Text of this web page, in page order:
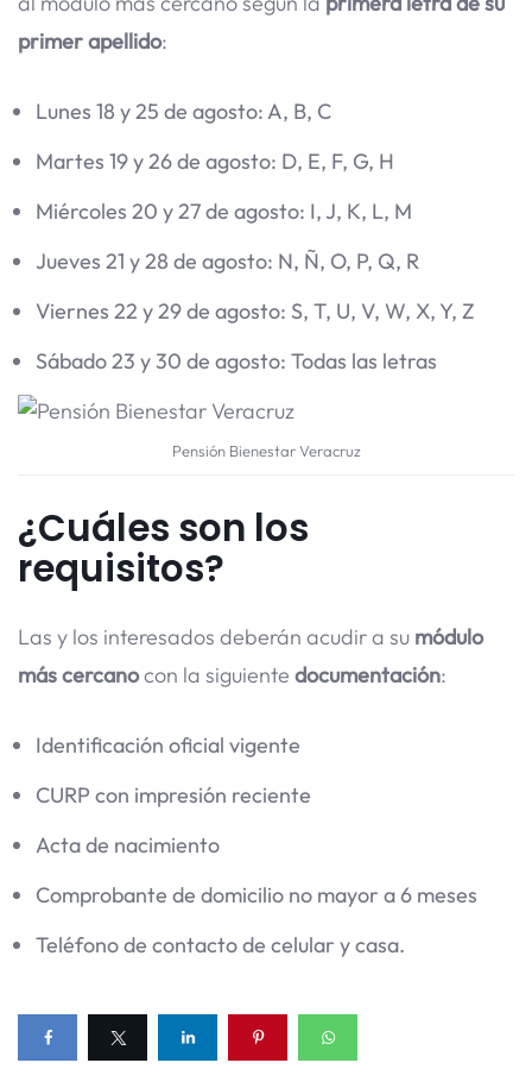
primer apellido:
Lunes 18 y 25 de agosto: A, B, C
Martes 19 y 26 de agosto: D, E, F, G, H
Miércoles 20 y 27 de agosto: I, J, K, L, M
Jueves 21 y 28 de agosto: N, Ñ, O, P, Q, R
Viernes 22 y 29 de agosto: S, T, U, V, W, X, Y, Z
Sábado 23 y 30 de agosto: Todas las letras
Pensión Bienestar Veracruz
¿Cuáles son los
requisitos?
Las y los interesados deberán acudir a su módulo
más cercanocon la siguiente documentación:
Identificación oficial vigente
CURP con impresión reciente
Acta de nacimiento
Comprobante de domicilio no mayor a 6 meses
Teléfono de contacto de celular y casa.